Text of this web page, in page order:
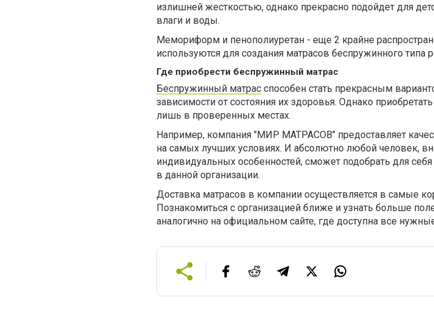
излишней жесткостью, однако прекрасно подойдет для
влаги и воды.
Мемориформ и пенополиуретан - еще 2 крайне
используются для создания матрасов беспружинного
Где приобрести беспружинный матрас
Беспружинный матрас способен стать прекрасным
зависимости от состояния их здоровья. Однако
лишь в проверенных местах.
Например, компания "МИР МАТРАСОВ" предоставляет
на самых лучших условиях. И абсолютно любой человек,
индивидуальных особенностей, сможет подобрать для
в данной организации.
Доставка матрасов в компании осуществляется в самые
Познакомиться с организацией ближе и узнать больше
аналогично на официальном сайте, где доступна все